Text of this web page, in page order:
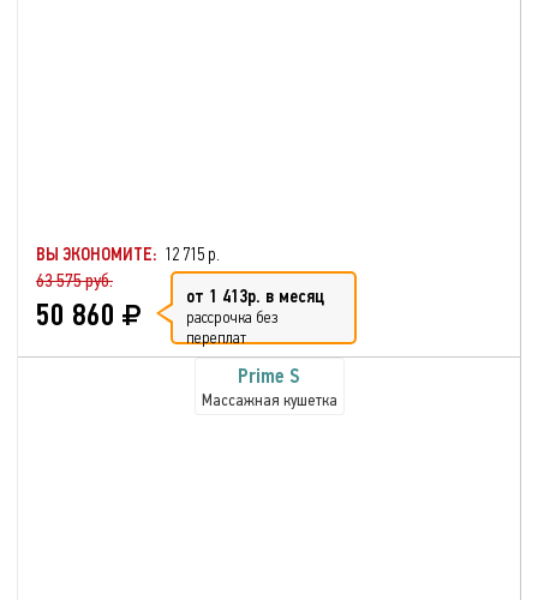
ВЫ ЭКОНОМИТЕ: 12 715 р.
63 575 руб.
50 860 от 1 413р. в месяц
рассрочка без
переплат
Prime S
Массажная кушетка